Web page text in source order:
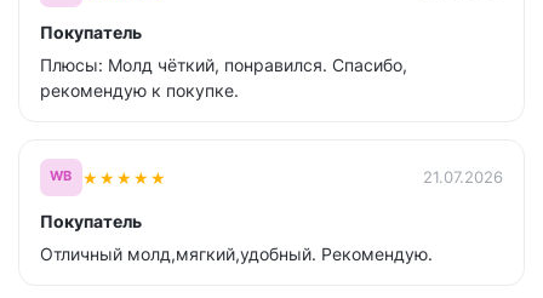
Покупатель
Плюсы: Молд чёткий, понравился. Спасибо,
рекомендую к покупке.
WB ★★★★★ 21.07.2026
Покупатель
Отличный молд,мягкий,удобный. Рекомендую.